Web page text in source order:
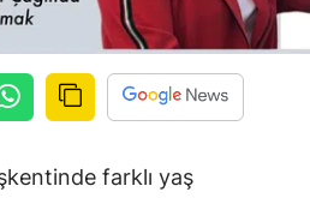
farklı yaş